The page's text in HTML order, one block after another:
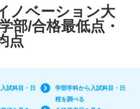
ノベーション大
部/合格最低点・
点
試科目・日
学部学科から入試科目・日
程を調べる